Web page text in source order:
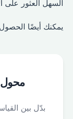
السهل العثور على
يمكنك أيضًا
محول
بدّل بين